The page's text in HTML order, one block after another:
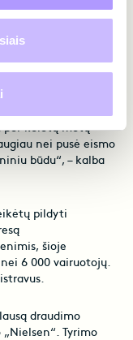
įvykių
domisi
eismo įvykių
„Šis
per keletą metų
nei pusė eismo
būdu“, – kalba
pildyti
šioje
6 000 vairuotojų.
draudimo
Tyrimo